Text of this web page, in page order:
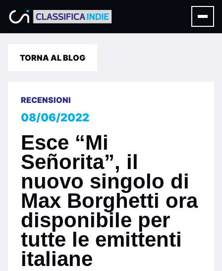
TORNA AL BLOG
RECENSIONI
08/06/2022
Esce “Mi
Señorita”, il
nuovo singolo di
Max Borghetti ora
disponibile per
tutte le emittenti
italiane